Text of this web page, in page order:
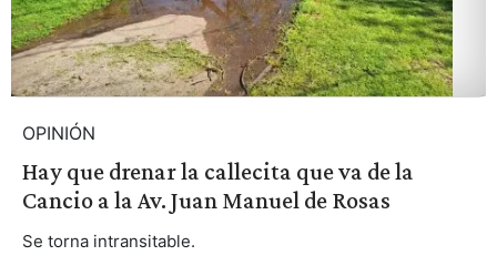
OPINIÓN
Hay que drenar la callecita que va de la
Cancio a la Av. Juan Manuel de Rosas
Se torna intransitable.